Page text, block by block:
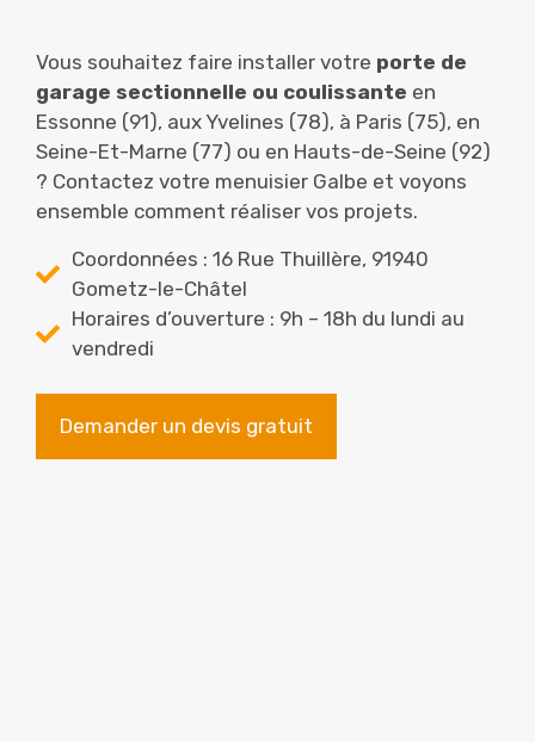
Vous souhaitez faire installer votre porte de
garage sectionnelle ou coulissante en
Essonne (91), aux Yvelines (78), à Paris (75), en
Seine-Et-Marne (77) ou en Hauts-de-Seine (92)
? Contactez votre menuisier Galbe et voyons
ensemble comment réaliser vos projets.
Coordonnées : 16 Rue Thuillère, 91940
Gometz-le-Châtel
Horaires d’ouverture : 9h – 18h du lundi au
vendredi
Demander un devis gratuit